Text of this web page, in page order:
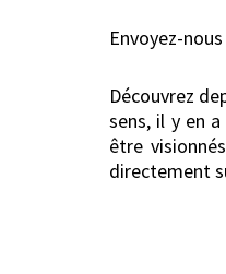
Envoyez-
Découvrez
sens, il y en
être
directement